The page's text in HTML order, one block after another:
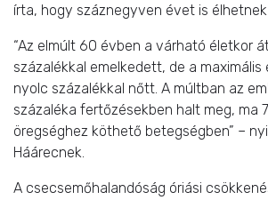
írta, hogy száznegyven évet is élhetnek
“Az elmúlt 60 évben a várható életkor
százalékkal emelkedett, de a maximális
nyolc százalékkal nőtt. A múltban az
százaléka fertőzésekben halt meg, ma
öregséghez köthető betegségben” –
Háárecnek.
A csecsemőhalandóság óriási